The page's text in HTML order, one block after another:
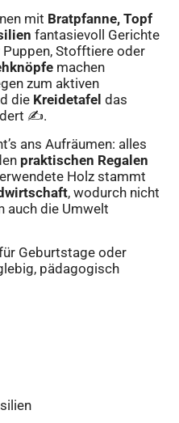
mit Bratpfanne, Topf
fantasievoll Gerichte
Stofftiere oder
machen
zum aktiven
die Kreidetafel das
✍️.
ans Aufräumen: alles
praktischen Regalen
Holz stammt
, wodurch nicht
auch die Umwelt
Geburtstage oder
pädagogisch